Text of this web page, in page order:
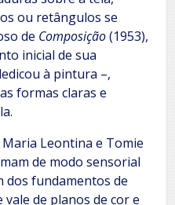
ou retângulos se
de Composição(1953),
inicial de sua
à pintura –,
formas claras e
Leontina e Tomie
de modo sensorial
dos fundamentos de
de planos de cor e